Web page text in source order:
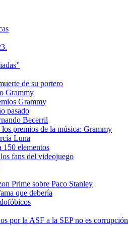
de su portero
Grammy
Grammy
pasado
Becerril
premios de la música: Grammy
Luna
150 elementos
fans del videojuego
Prime sobre Paco Stanley
que debería
por la ASF a la SEP no es corrupción